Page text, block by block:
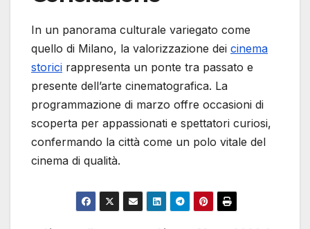
In un panorama culturale variegato come
quello di Milano, la valorizzazione dei cinema
storici rappresenta un ponte tra passato e
presente dell’arte cinematografica. La
programmazione di marzo offre occasioni di
scoperta per appassionati e spettatori curiosi,
confermando la città come un polo vitale del
cinema di qualità.